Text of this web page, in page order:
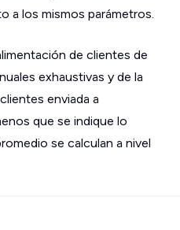
a los mismos parámetros.
de clientes de
exhaustivas y de la
enviada a
que se indique lo
se calculan a nivel